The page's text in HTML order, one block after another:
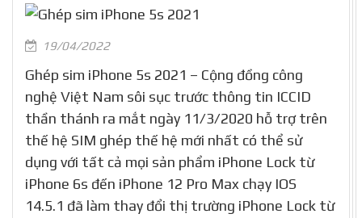
19/04/2022
Ghép sim iPhone 5s 2021 – Cộng đồng công
nghệ Việt Nam sôi sục trước thông tin ICCID
thần thánh ra mắt ngày 11/3/2020 hỗ trợ trên
thế hệ SIM ghép thế hệ mới nhất có thể sử
dụng với tất cả mọi sản phẩm iPhone Lock từ
iPhone 6s đến iPhone 12 Pro Max chạy IOS
14.5.1 đã làm thay đổi thị trường iPhone Lock từ